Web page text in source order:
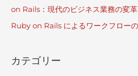
on Rails：現代のビジネス業務の変革
Ruby on Rails によるワークフロー
カテゴリー